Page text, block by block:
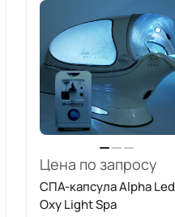
Цена по запросу
СПА-капсула Alpha Led
Oxy Light Spa